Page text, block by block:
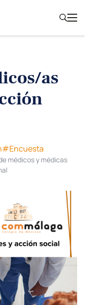
as
#Encuesta
médicos y médicas